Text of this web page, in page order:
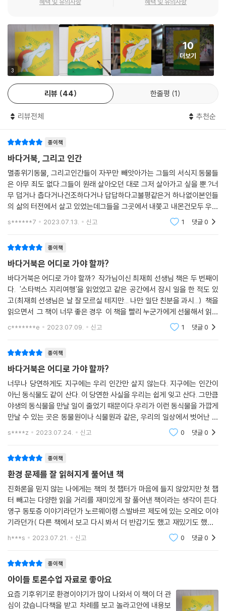
지리적으로 사고하며
기후 위기를 입체적으로 이해하기
기후학은 지구 표면의 대기 현상을 연구한다는 점에서 지구 표면 공간의
성격을 고민하며 인간의 삶을 공간과 연결 지어 생각하는 학문인 지리학과
밀접한 연관이 있다. 그래서 지리적인 관점에서 기후 변화를 들여다보면
오늘날 기후 위기가 지구 생명체들이 살아가는 공간에 어떤 변화를 가져왔
초 군락은 풍성한 해양 생태계가 조성된 공간으로, 그 배경에는 해저 지형
심이 낮아 햇볕이 잘 도달하는 까닭에 바다거북을 포함한 많은 생물이 기
대어 살아가는 공간이 되었다. 그러나 기후 위기로 바닷물의 온도가 높아
지면서 산호가 사라지고 있고, 해양 생물들은 먹이를 얻지 못해 생존의 위
협을 겪고 있다. 그 결과 근처 바다에서 스쿠버다이빙 같은 관광 산업이나
어업에 종사하는 사람들도 생계를 위협받게 되었다. 이렇듯 이 책은 복잡
하게 얽혀 있는 공간과 생물 사이의 상호작용을 차근차근 이해해 나가며
입체적으로 사고하는 법, 지리적인 관점으로 생각하는 법을 배우게 한다.
개념들을 생생하게 만나게 하며 사회 과목에 흥미를 더한다.
“청소년 독자와 현장 교사가 이야기를 시작할 수 있는 출발점”
이미 현장의 많은 교사들은 기후 위기의 심각성에 공감하며, 다양한 방식
으로 환경 교육에 힘써 왔다. 여기에 화답하듯 2023년부터 초등학교와 중
학교에서 환경 교육이 의무화됐다. 이 책은 기후 위기와 생물 다양성의 위
기 상황을 살펴볼 수 있는 다양한 사례를 제시하는 한편, 기후 토론 자료를
기후 위기 대응 수업 시간에 함께 읽고 토론하기에 맞춤한 책이다. 이 책의
‘독서 활동 자료’를 창비 홈페이지(changbi.com) 또는 책씨앗 홈페이지
(bookseed.kr)에서 다운로드할 수 있다. 이를 활용해 능동적인 독서를
경험해 보기를 권한다.
3
10
더보기
리뷰 44 한줄평 1
리뷰전체 추천순
종이책
바다거북, 그리고 인간
멸종위기동물, 그리고인간들이 자꾸만 빼앗아가는 그들의 서식지.동물들
은 아무 죄도 없다.그들이 원래 살아오던 대로 그저 살아가고 싶을 뿐.?너
무 덥거나 춥다거나건조하다거나 답답하다고불평같은거 하나없이본인들
의 삶의 터전에서 살고 있었는데그들을 그곳에서 내쫓고 내몬건모두 우리
인간들이다.?그저 입바른 소리처럼환경을 보호해야 한다든지이산화탄소
s******7 2023.07.13. 신고 1 댓글0
종이책
바다거북은 어디로 가야 할까?
바다거북은 어디로 가야 할까? 작가님이신 최재희 선생님 책은 두 번째이
다. '스타벅스 지리여행'을 읽었었고 같은 공간에서 잠시 일을 한 적도 있
고(최재희 선생님은 날 잘 모르실 테지만... 나만 일단 친분을 과시...) 책을
읽으면서 그 책이 너무 좋은 경우 이 책을 빨리 누군가에게 선물해서 읽히
고 싶은 경우가 있다. 사실 나름 지리를 현장에서 오래 가르치다 보니 책
c*******e 2023.07.09. 신고 1 댓글0
종이책
바다거북은 어디로 가야 할까?
너무나 당연하게도 지구에는 우리 인간만 살지 않는다. 지구에는 인간이
아닌 동식물도 같이 산다. 이 당연한 사실을 우리는 쉽게 잊고 산다. 그만큼
야생의 동식물을 만날 일이 줄었기 때문이다.우리가 이런 동식물을 가깝게
만날 수 있는 곳은 동물원이나 식물원과 같은, 우리의 일상에서 벗어난 곳
이다. 그러나 다시 한 번 당연하게도, 이 동물원과 식물원은 이들이 원래 사
s****z 2023.07.24. 신고 0 댓글0
종이책
환경 문제를 잘 읽혀지게 풀어낸 책
진화론을 믿지 않는 나에게는 책의 첫 챕터가 마음에 들지 않았지만 첫 챕
터 빼고는 다양한 읽을 거리를 재미있게 잘 풀어낸 책이라는 생각이 든다.
영구 동토층 이야기라던가 노르웨이령 스발바르 제도에 있는 오레오 이야
기라던가( 다른 책에서 보고 다시 봐서 더 반갑기도 했고 재밌기도 했다.)
빙기와 간빙기 이야기도 재미있었다. 빙기가 얼른 빨리 그리고 길게 와야
h***s 2023.07.21. 신고 0 댓글0
종이책
아이들 토론수업 자료로 좋아요
요즘 기후위기로 환경이야기가 많이 나와서 이 책이 더 관
심이 갔습니다책을 받고 차례를 보고 놀라고안에 내용보